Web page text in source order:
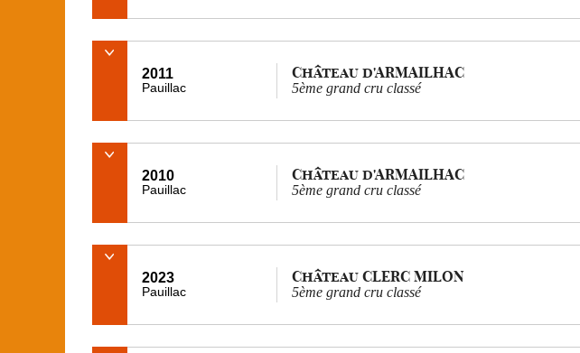
2011
Pauillac
Château d'ARMAILHAC
5ème grand cru classé
2010
Pauillac
Château d'ARMAILHAC
5ème grand cru classé
2023
Pauillac
Château CLERC MILON
5ème grand cru classé